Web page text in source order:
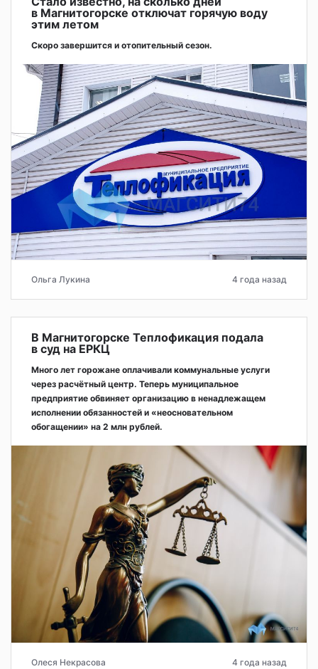
в Магнитогорске отключат горячую воду
этим летом
Скоро завершится и отопительный сезон.
Ольга Лукина 4 года назад
В Магнитогорске Теплофикация подала
в суд на ЕРКЦ
Много лет горожане оплачивали коммунальные услуги
через расчётный центр. Теперь муниципальное
предприятие обвиняет организацию в ненадлежащем
исполнении обязанностей и «неосновательном
обогащении» на 2 млн рублей.
Олеся Некрасова 4 года назад